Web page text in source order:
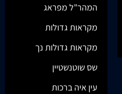
המהר"ל מפראג
מקראות גדולות
מקראות גדולות נך
שס שוטנשטיין
עין איה ברכות